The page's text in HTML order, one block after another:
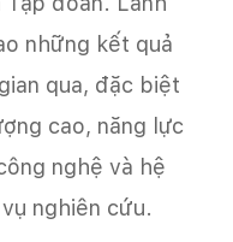
những kết quả
qua, đặc biệt
cao, năng lực
nghệ và hệ
nghiên cứu.